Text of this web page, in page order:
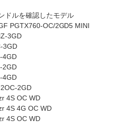
ドルを確認したモデル
PGTX760-OC/2GD5 MINI
3GD
3GD
4GD
2GD
4GD
2GD
4S OC WD
4S 4G OC WD
4S OC WD